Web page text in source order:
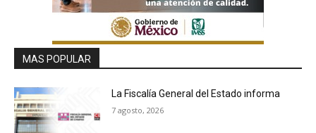
MAS POPULAR
La Fiscalía General del Estado informa
7 agosto, 2026